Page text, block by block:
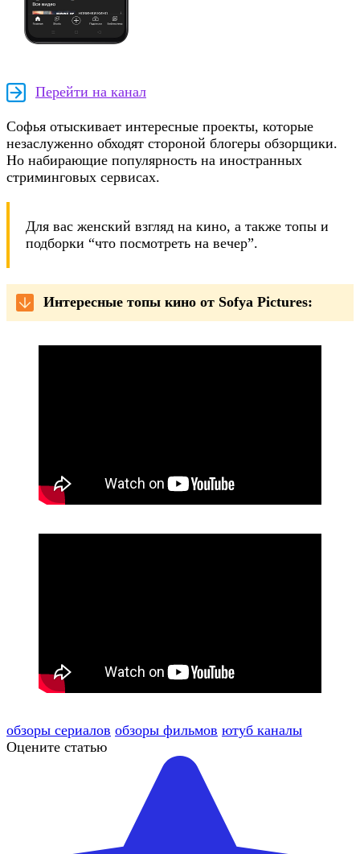
Перейти на канал
Софья отыскивает интересные проекты, которые
незаслуженно обходят стороной блогеры обзорщики.
Но набирающие популярность на иностранных
стриминговых сервисах.
Для вас женский взгляд на кино, а также топы и
подборки “что посмотреть на вечер”.
Интересные топы кино от Sofya Pictures:
обзоры сериалов обзоры фильмов ютуб каналы
Оцените статью